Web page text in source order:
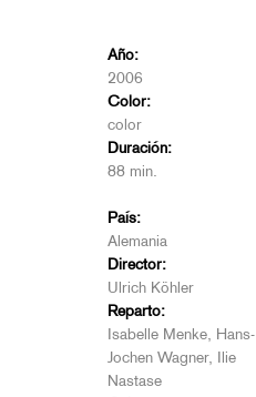
Año:
2006
Color:
color
Duración:
88 min.
País:
Alemania
Director:
Ulrich Köhler
Reparto:
Isabelle Menke, Hans-
Jochen Wagner, Ilie
Nastase